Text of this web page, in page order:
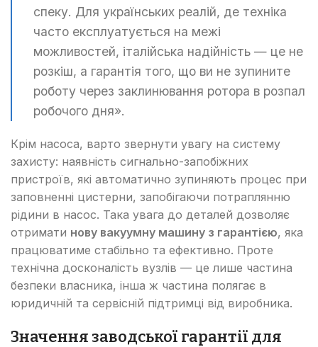
спеку. Для українських реалій, де техніка
часто експлуатується на межі
можливостей, італійська надійність — це не
розкіш, а гарантія того, що ви не зупините
роботу через заклинювання ротора в розпал
робочого дня».
Крім насоса, варто звернути увагу на систему
захисту: наявність сигнально-запобіжних
пристроїв, які автоматично зупиняють процес при
заповненні цистерни, запобігаючи потраплянню
рідини в насос. Така увага до деталей дозволяє
отримати нову вакуумну машину з гарантією, яка
працюватиме стабільно та ефективно. Проте
технічна досконалість вузлів — це лише частина
безпеки власника, інша ж частина полягає в
юридичній та сервісній підтримці від виробника.
Значення заводської гарантії для